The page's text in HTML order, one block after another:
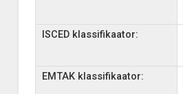
ISCED klassifikaator:
EMTAK klassifikaator: